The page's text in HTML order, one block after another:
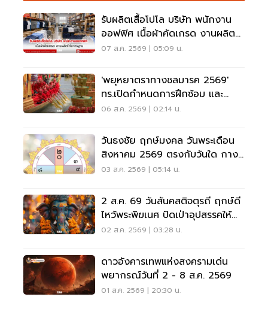
รับผลิตเสื้อโปโล บริษัท พนักงาน
ออฟฟิศ เนื้อผ้าคัดเกรด งานผลิต
ได้มาตรฐาน
07 ส.ค. 2569 | 05:09 น.
'พยุหยาตราทางชลมารค 2569'
ทร.เปิดกำหนดการฝึกซ้อม และ
วันพระราชพิธี จุดชมขบวน
06 ส.ค. 2569 | 02:14 น.
วันธงชัย ฤกษ์มงคล วันพระเดือน
สิงหาคม 2569 ตรงกับวันใด กาง
ปฏิทินเช็กที่นี่
03 ส.ค. 2569 | 05:14 น.
2 ส.ค. 69 วันสันคสติจตุรถี ฤกษ์ดี
ไหว้พระพิฆเนศ ปัดเป่าอุปสรรคให้
ชีวิตปัง
02 ส.ค. 2569 | 03:28 น.
ดาวอังคารเทพแห่งสงครามเด่น
พยากรณ์วันที่ 2 - 8 ส.ค. 2569
01 ส.ค. 2569 | 20:30 น.